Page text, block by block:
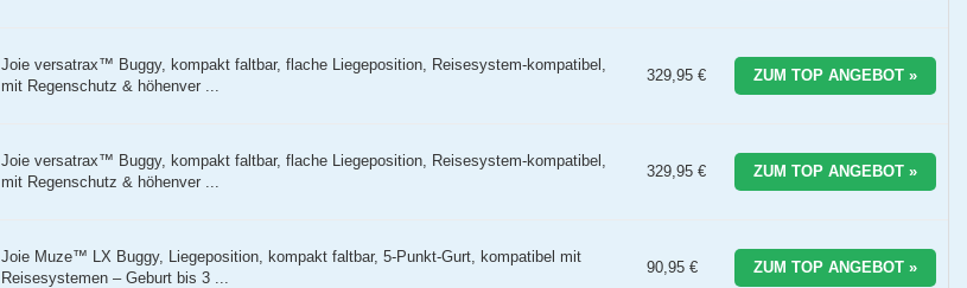
Joie versatrax™ Buggy, kompakt faltbar, flache Liegeposition, Reisesystem-kompatibel,
mit Regenschutz & höhenver ...
329,95 € ZUM TOP ANGEBOT »
Joie versatrax™ Buggy, kompakt faltbar, flache Liegeposition, Reisesystem-kompatibel,
mit Regenschutz & höhenver ...
329,95 € ZUM TOP ANGEBOT »
Joie Muze™ LX Buggy, Liegeposition, kompakt faltbar, 5-Punkt-Gurt, kompatibel mit
Reisesystemen – Geburt bis 3 ...
90,95 € ZUM TOP ANGEBOT »